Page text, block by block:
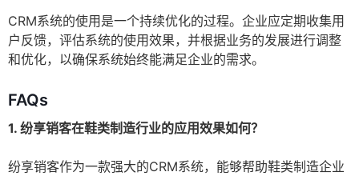
CRM系统的使用是一个持续优化的过程。企业应定期收集用
户反馈，评估系统的使用效果，并根据业务的发展进行调整
和优化，以确保系统始终能满足企业的需求。
FAQs
1. 纷享销客在鞋类制造行业的应用效果如何？
纷享销客作为一款强大的CRM系统，能够帮助鞋类制造企业